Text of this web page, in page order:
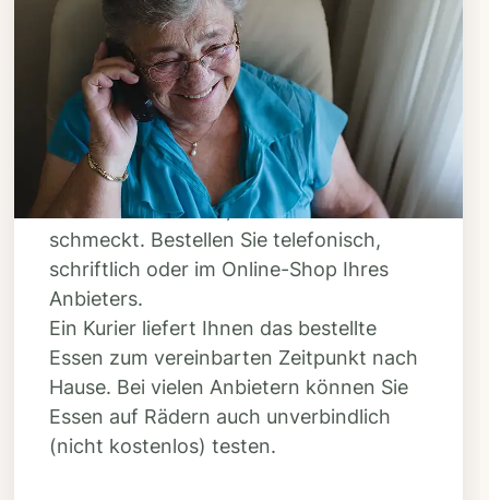
Schritt 3
Bestellen & liefern
lassen
Suchen Sie sich aus dem Speiseplan
Ihres Anbieters aus, was Ihnen
schmeckt. Bestellen Sie telefonisch,
schriftlich oder im Online-Shop Ihres
Anbieters.
Ein Kurier liefert Ihnen das bestellte
Essen zum vereinbarten Zeitpunkt nach
Hause. Bei vielen Anbietern können Sie
Essen auf Rädern auch unverbindlich
(nicht kostenlos) testen.